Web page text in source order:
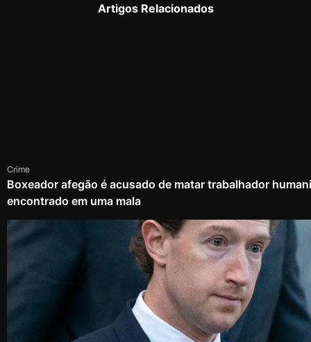
Artigos Relacionados
Crime
Boxeador afegão é acusado de matar trabalhador
encontrado em uma mala